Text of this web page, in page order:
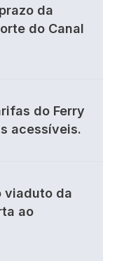
da
do Canal
do Ferry
acessíveis.
viaduto da
ao